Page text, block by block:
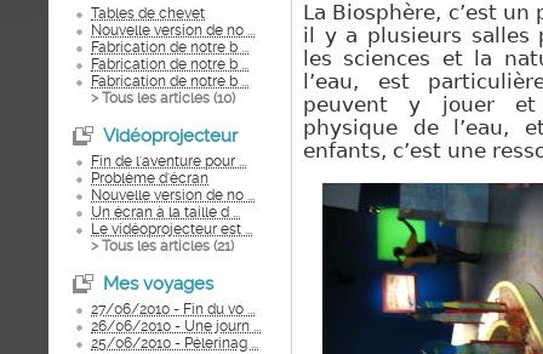
Tables de chevet
Nouvelle version de no ...
Fabrication de notre b ...
Fabrication de notre b ...
Fabrication de notre b ...
> Tous les articles (10)
Vidéoprojecteur
Fin de l'aventure pour ...
Problème d'écran
Nouvelle version de no ...
Un écran à la taille d ...
Le vidéoprojecteur est ...
> Tous les articles (21)
Mes voyages
27/06/2010 - Fin du vo ...
26/06/2010 - Une journ ...
25/06/2010 - Pèlerinag ...
La Biosphère, c’estun
il y a plusieurs salles
les sciences et la
l’eau, est
peuvent y jouer et
physique de l’eau,
enfants, c’est une